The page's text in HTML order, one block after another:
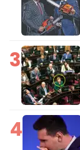
3
4